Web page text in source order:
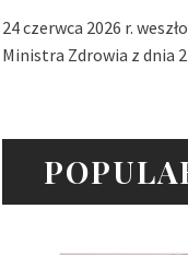
24 czerwca 2026 r.
Ministra Zdrowia z dnia